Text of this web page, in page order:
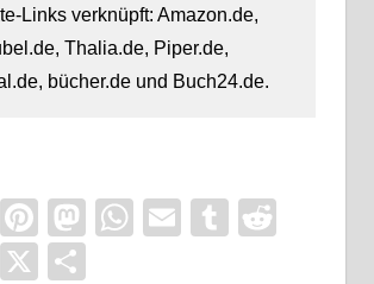
Links verknüpft: Amazon.de,
Thalia.de, Piper.de,
bücher.de und Buch24.de.
TwitterPinterest
Mastodon
WhatsApp
EmailTumblr
Threads
X